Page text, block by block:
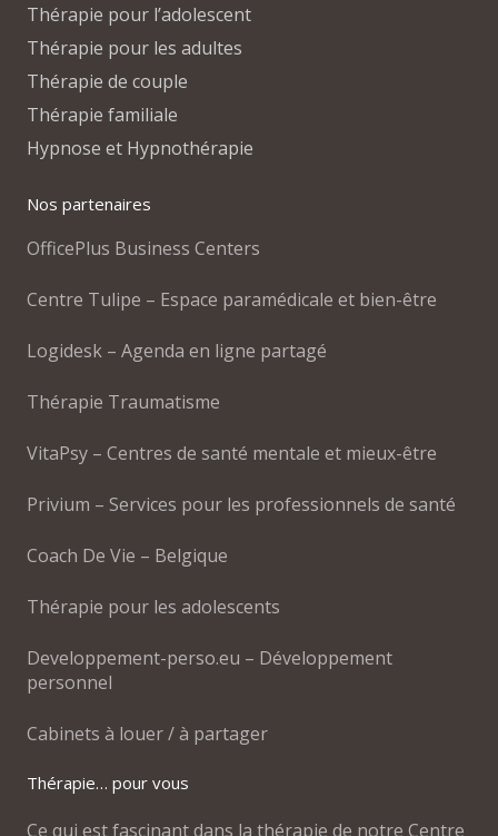
Thérapie pour l’adolescent
Thérapie pour les adultes
Thérapie de couple
Thérapie familiale
Hypnose et Hypnothérapie
Nos partenaires
OfficePlus Business Centers
Centre Tulipe – Espace paramédicale et bien-être
Logidesk – Agenda en ligne partagé
Thérapie Traumatisme
VitaPsy – Centres de santé mentale et mieux-être
Privium – Services pour les professionnels de santé
Coach De Vie – Belgique
Thérapie pour les adolescents
Developpement-perso.eu – Développement
personnel
Cabinets à louer / à partager
Thérapie… pour vous
Ce qui est fascinant dans la thérapie de notre Centre